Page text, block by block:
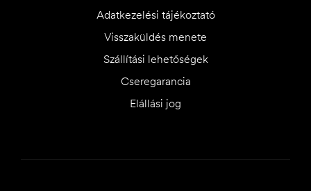
Adatkezelési tájékoztató
Visszaküldés menete
Szállítási lehetőségek
Cseregarancia
Elállási jog